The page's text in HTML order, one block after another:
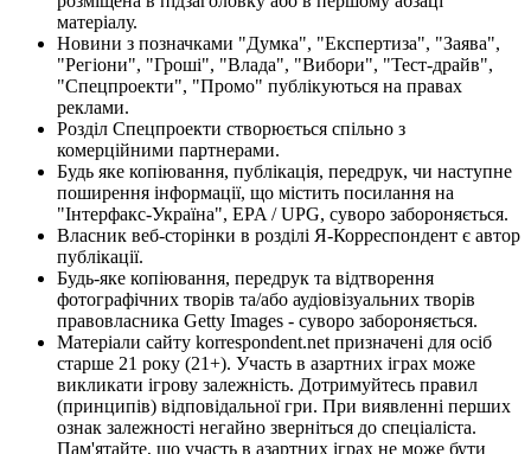
матеріалу.
Новини з позначками "Думка", "Експертиза", "Заява",
"Регіони", "Гроші", "Влада", "Вибори", "Тест-драйв",
"Спецпроекти", "Промо" публікуються на правах
реклами.
Розділ Спецпроекти створюється спільно з
комерційними партнерами.
Будь яке копіювання, публікація, передрук, чи наступне
поширення інформації, що містить посилання на
"Інтерфакс-Україна", EPA / UPG, суворо забороняється.
Власник веб-сторінки в розділі Я-Корреспондент є автор
публікації.
Будь-яке копіювання, передрук та відтворення
фотографічних творів та/або аудіовізуальних творів
правовласника Getty Images - суворо забороняється.
Матеріали сайту korrespondent.net призначені для осіб
старше 21 року (21+). Участь в азартних іграх може
викликати ігрову залежність. Дотримуйтесь правил
(принципів) відповідальної гри. При виявленні перших
ознак залежності негайно зверніться до спеціаліста.
Пам'ятайте, що участь в азартних іграх не може бути